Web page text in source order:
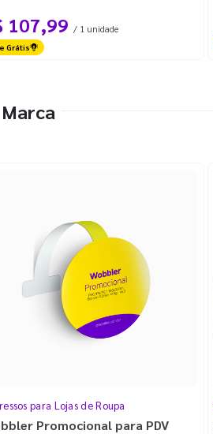
107,99 / 1 unidade
Grátis
para Lojas de Roupa
Promocional para PDV